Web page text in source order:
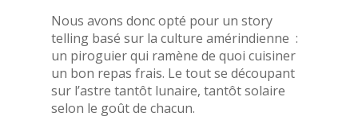
Nous avons donc opté pour un story
telling basé sur la culture amérindienne :
un piroguier qui ramène de quoi cuisiner
un bon repas frais. Le tout se découpant
sur l’astre tantôt lunaire, tantôt solaire
selon le goût de chacun.